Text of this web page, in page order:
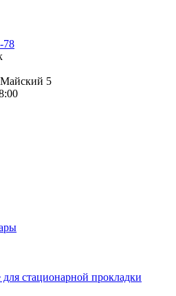
78
Майский 5
стационарной прокладки